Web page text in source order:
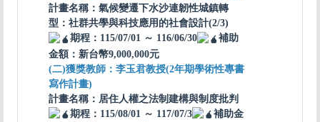
計畫名稱：氣候變遷下水沙連韌性城鎮轉
型：社群共學與科技應用的社會設計(2/3)
期程：115/07/01 ～ 116/06/30
補助
金額：新台幣9,000,000元
(二)獲獎教師：李玉君教授(2年期學術性專書
寫作計畫)
計畫名稱：居住人權之法制建構與制度批判
期程：115/08/01 ～ 117/07/3
補助金